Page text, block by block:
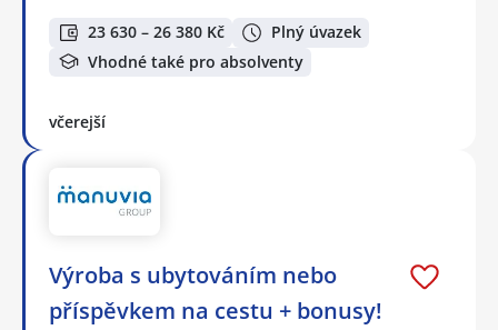
23 630 – 26 380 Kč
Plný úvazek
Vhodné také pro absolventy
včerejší
Výroba s ubytováním nebo
příspěvkem na cestu + bonusy!